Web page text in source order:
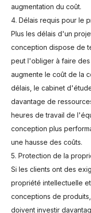
augmentation du coût.
4. Délais requis pour le
Plus les délais d'un
conception dispose de
peut l'obliger à faire
augmente le coût de la
délais, le cabinet
davantage de
heures de travail de
conception plus
une hausse des coûts.
5. Protection de la
Si les clients ont des
propriété intellectuelle
conceptions de
doivent investir